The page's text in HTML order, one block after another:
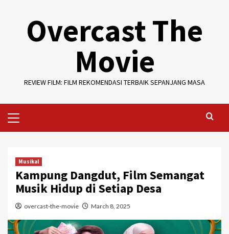
Overcast The
Movie
REVIEW FILM: FILM REKOMENDASI TERBAIK SEPANJANG MASA
Menu
Musikal
Kampung Dangdut, Film Semangat
Musik Hidup di Setiap Desa
overcast-the-movie March 8, 2025